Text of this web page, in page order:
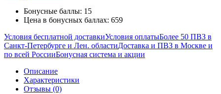
Бонусные баллы: 15
Цена в бонусных баллах: 659
Условия бесплатной доставкиУсловия оплатыБолее 50 ПВЗ в
Санкт-Петербурге и Лен. областиДоставка и ПВЗ в Москве и
по всей РоссииБонусная система и акции
Описание
Характеристики
Отзывы (0)